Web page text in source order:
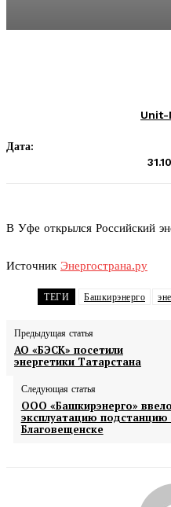
Unit-
Дата:
В Уфе открылся Российский
Источник Энергострана.ру
ТЕГИ Башкирэнерго
Предыдущая статья
АО «БЭСК» посетили
энергетики Татарстана
Следующая статья
ООО «Башкирэнерго»
эксплуатацию подстанцию
Благовещенске